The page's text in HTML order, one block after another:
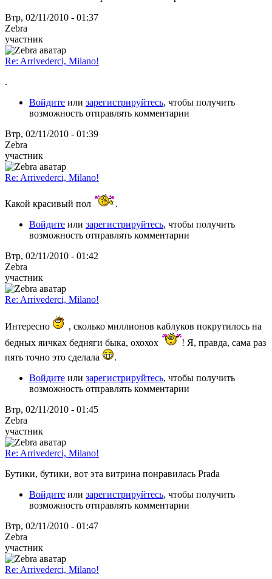
Втр, 02/11/2010 - 01:37
Zebra
участник
Re: Arrivederci, Milano!
.
Войдите или зарегистрируйтесь, чтобы получить
возможность отправлять комментарии
Втр, 02/11/2010 - 01:39
Zebra
участник
Re: Arrivederci, Milano!
Какой красивый пол
.
Войдите или зарегистрируйтесь, чтобы получить
возможность отправлять комментарии
Втр, 02/11/2010 - 01:42
Zebra
участник
Re: Arrivederci, Milano!
Интересно
, сколько миллионов каблуков покрутилось на
бедных яичках бедняги быка, охохох
! Я, правда, сама раз
пять точно это сделала
.
Войдите или зарегистрируйтесь, чтобы получить
возможность отправлять комментарии
Втр, 02/11/2010 - 01:45
Zebra
участник
Re: Arrivederci, Milano!
Бутики, бутики, вот эта витрина понравилась Prada
Войдите или зарегистрируйтесь, чтобы получить
возможность отправлять комментарии
Втр, 02/11/2010 - 01:47
Zebra
участник
Re: Arrivederci, Milano!